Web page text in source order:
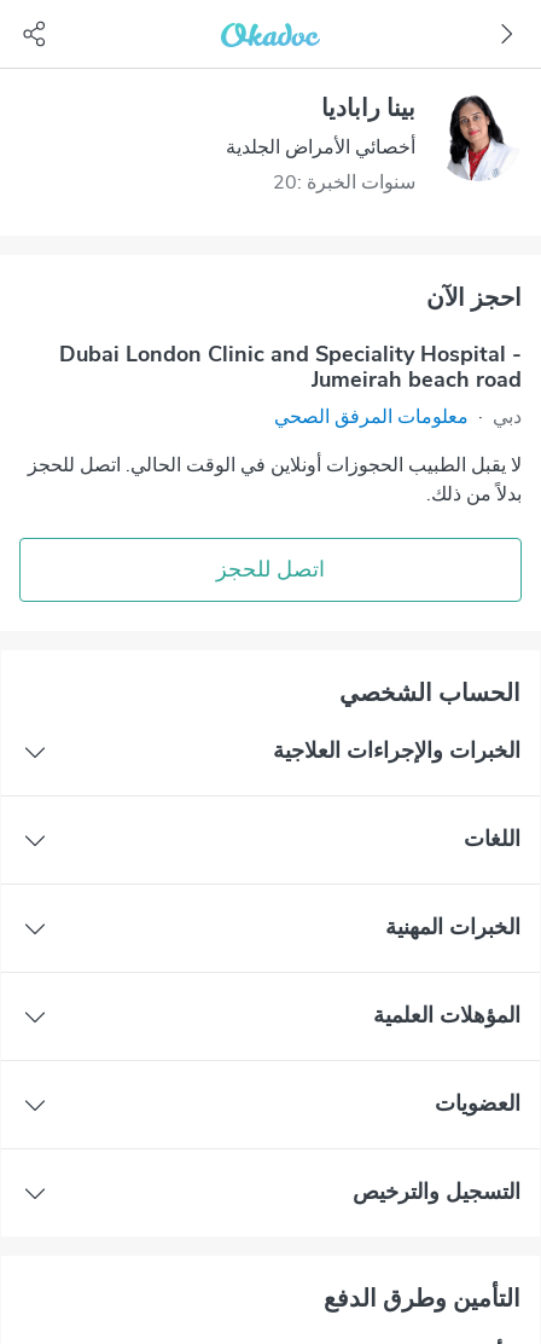
بينا راباديا
أخصائي الأمراض الجلدية
سنوات الخبرة :20
احجز الآن
Dubai London Clinic and Speciality Hospital -
Jumeirah beach road
دبي · معلومات المرفق الصحي
لا يقبل الطبيب الحجوزات أونلاين في الوقت الحالي. اتصل للحجز
بدلاً من ذلك.
اتصل للحجز
اﻟﺤﺴﺎﺏ اﻟﺸﺨﺼﻲ
الخبرات والإجراءات العلاجية
اللغات
الخبرات المهنية
المؤهلات العلمية
العضويات
التسجيل والترخيص
التأمين وطرق الدفع